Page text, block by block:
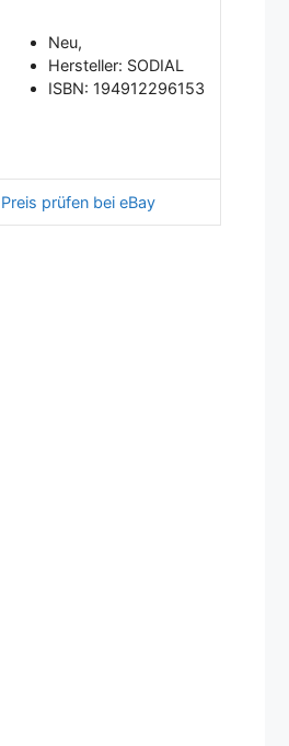
Neu,
Hersteller: SODIAL
ISBN: 194912296153
Preis prüfen bei eBay